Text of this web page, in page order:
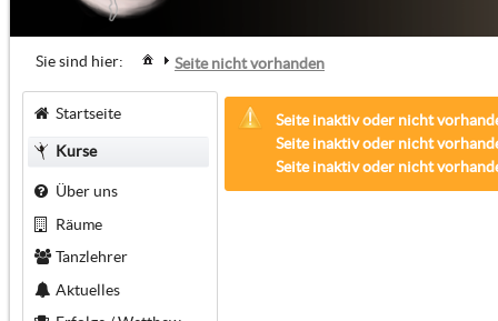
Sie sind hier: Seite nicht vorhanden
Startseite
Kurse
Über uns
Räume
Tanzlehrer
Aktuelles
Seite inaktiv oder nicht
Seite inaktiv oder nicht
Seite inaktiv oder nicht